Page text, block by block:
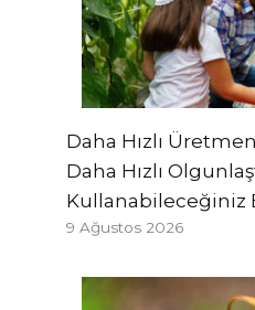
Daha Hızlı
Daha Hızlı
Kullanabileceğiniz
9 Ağustos 2026